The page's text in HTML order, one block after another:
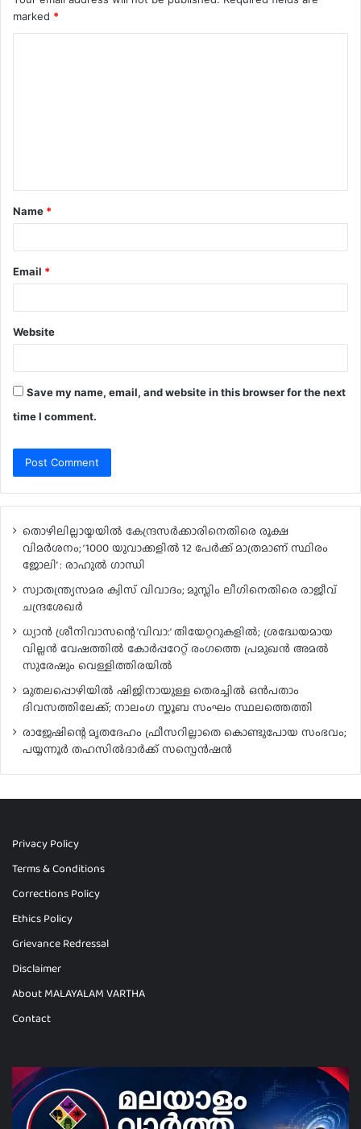
marked *
t
*
Name *
Email *
Website
Save my name, email, and website in this browser for the next
time I comment.
തൊഴിലില്ലായ്മയിൽ കേന്ദ്രസർക്കാരിനെതിരെ രൂക്ഷ
വിമർശനം; ‘1000 യുവാക്കളിൽ 12 പേർക്ക് മാത്രമാണ് സ്ഥിരം
ജോലി’ : രാഹുൽ ഗാന്ധി
സ്വാതന്ത്ര്യസമര ക്വിസ് വിവാദം; മുസ്ലിം ലീഗിനെതിരെ രാജീവ്
ചന്ദ്രശേഖർ
ധ്യാൻ ശ്രീനിവാസന്റെ ‘വിവാ:’ തിയേറ്ററുകളിൽ; ശ്രദ്ധേയമായ
വില്ലൻ വേഷത്തിൽ കോർപ്പറേറ്റ് രംഗത്തെ പ്രമുഖൻ അമൽ
സുരേഷും വെള്ളിത്തിരയിൽ
മുതലപ്പൊഴിയിൽ ഷിജിനായുള്ള തെരച്ചിൽ ഒൻപതാം
ദിവസത്തിലേക്ക്; നാലംഗ സ്കൂബ സംഘം സ്ഥലത്തെത്തി
രാജേഷിന്റെ മൃതദേഹം ഫ്രീസറില്ലാതെ കൊണ്ടുപോയ സംഭവം;
പയ്യന്നൂർ തഹസിൽദാർക്ക് സസ്പെൻഷൻ
Privacy Policy
Terms & Conditions
Corrections Policy
Ethics Policy
Grievance Redressal
Disclaimer
About MALAYALAM VARTHA
Contact